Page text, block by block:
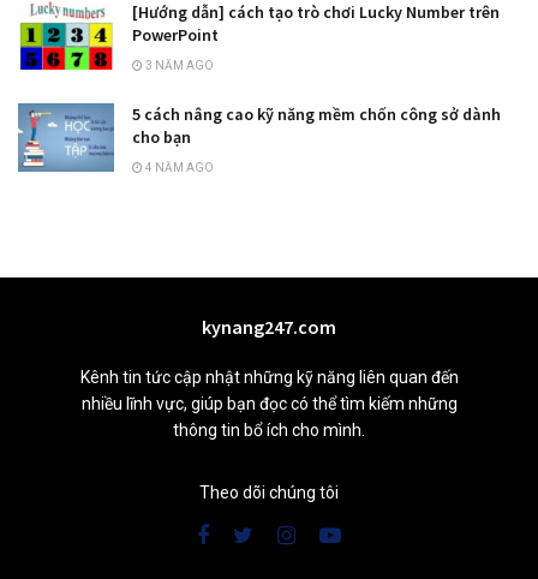
[Hướng dẫn] cách tạo trò chơi Lucky Number trên
PowerPoint
3 NĂM AGO
5 cách nâng cao kỹ năng mềm chốn công sở dành
cho bạn
4 NĂM AGO
kynang247.com
Kênh tin tức cập nhật những kỹ năng liên quan đến
nhiều lĩnh vực, giúp bạn đọc có thể tìm kiếm những
thông tin bổ ích cho mình.
Theo dõi chúng tôi